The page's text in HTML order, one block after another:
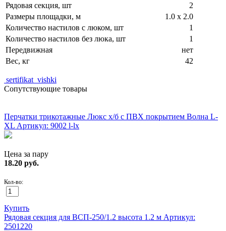
Рядовая секция, шт
2
Размеры площадки, м
1.0 х 2.0
Количество настилов с люком, шт
1
Количество настилов без люка, шт
1
Передвижная
нет
Вес, кг
42
sertifikat_vishki
Сопутствующие товары
Перчатки трикотажные Люкс х/б с ПВХ покрытием Волна L-
XL Артикул: 9002 l-lx
Цена за пару
18.20 руб.
Кол-во:
Купить
Рядовая секция для ВСП-250/1.2 высота 1.2 м Артикул:
2501220